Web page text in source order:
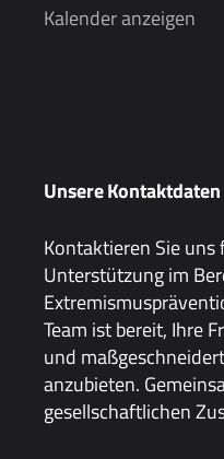
Unsere Kontaktdaten
Kontaktieren Sie
Unterstützung im
Team ist bereit, Ihre
und
anzubieten.
gesellschaftlichen
Kalender anzeigen